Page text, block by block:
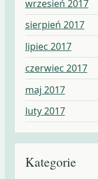
wrzesień 2017
sierpień 2017
lipiec 2017
czerwiec 2017
maj 2017
luty 2017
Kategorie